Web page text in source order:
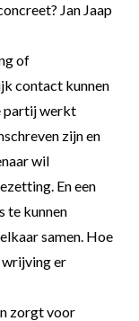
Jan Jaap
of
contact kunnen
partij werkt
zijn en
wil
En een
te kunnen
samen. Hoe
wrijving er
zorgt voor